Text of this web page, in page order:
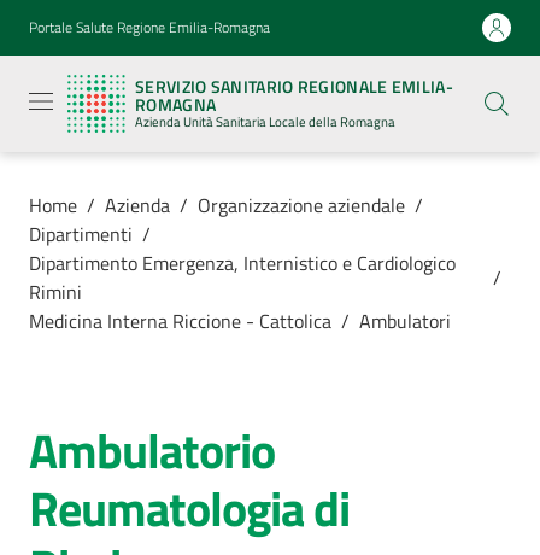
Vai al contenuto
Vai alla navigazione
Vai al footer
Portale Salute Regione Emilia-Romagna
SERVIZIO SANITARIO REGIONALE EMILIA-
ROMAGNA
Azienda Unità Sanitaria Locale della Romagna
Sanitario
Regionale
Emilia-
Romagna
Azienda
Sanitaria
Locale della
Romagna
Azienda
Luoghi
di
cura
Home / Azienda / Organizzazione aziendale /
Dipartimenti /
Dipartimento Emergenza, Internistico e Cardiologico
Rimini
/
Medicina Interna Riccione - Cattolica / Ambulatori
Salta al contenuto
Ambulatorio
Reumatologia di